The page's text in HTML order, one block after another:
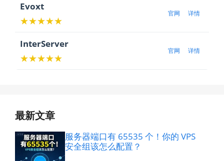
Evoxt
★★★★★
官网 详情
InterServer
★★★★★
官网 详情
最新文章
服务器端口有 65535 个！你的 VPS
安全组该怎么配置？